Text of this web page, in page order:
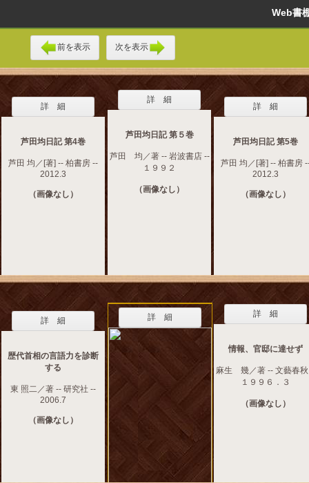
Web
前を表示 次を表示
詳 細
芦田均日記 第4巻
芦田 均／[著] -- 柏書房 --
2012.3
（画像なし）
詳 細
芦田均日記 第５巻
芦田 均／著 -- 岩波書店 --
１９９２
（画像なし）
詳 細
芦田均日記 第5巻
芦田 均／[著] -- 柏書房
2012.3
（画像なし）
詳 細
歴代首相の言語力を診断
する
東 照二／著 -- 研究社 --
2006.7
（画像なし）
詳 細 詳 細
情報、官邸に達せず
麻生 幾／著 -- 文藝春秋
１９９６．３
（画像なし）